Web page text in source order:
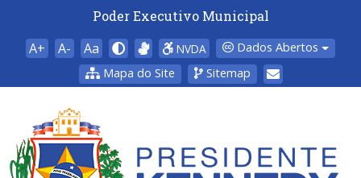
Poder Executivo Municipal
A+ A- Aa NVDA
Dados Abertos
Mapa do Site
Sitemap